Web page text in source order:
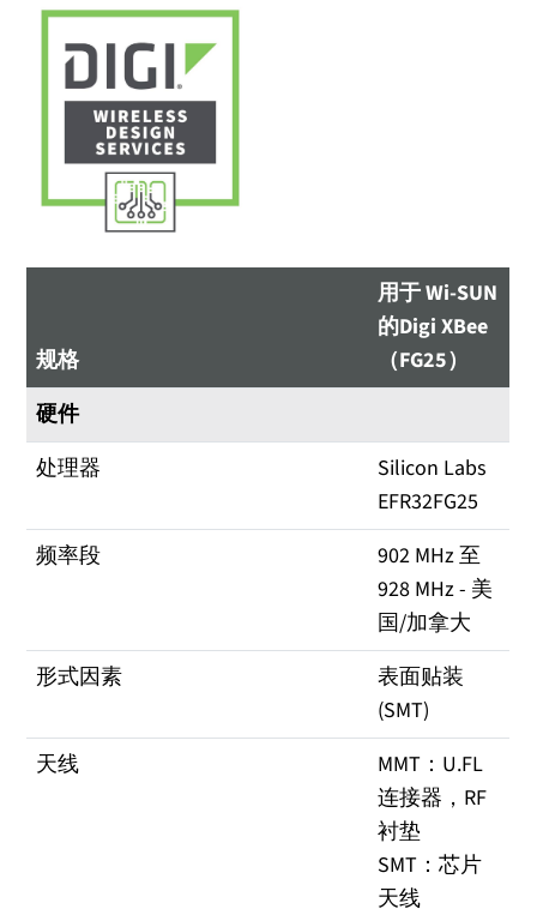
规格
用于 Wi-SUN
的Digi XBee
（FG25）
硬件
处理器
Silicon Labs
EFR32FG25
频率段
902 MHz 至
928 MHz - 美
国/加拿大
形式因素
表面贴装
(SMT)
天线
MMT：U.FL
连接器，RF
衬垫
SMT：芯片
天线